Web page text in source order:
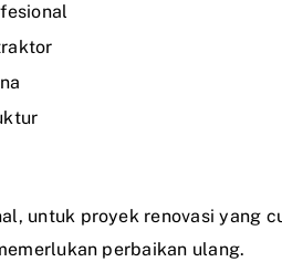
untuk proyek renovasi yang
perbaikan ulang.